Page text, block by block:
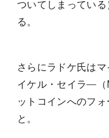
ついてしまってい
る。
さらにラドケ氏は
イケル・セイラ―
ットコインへのフ
と。